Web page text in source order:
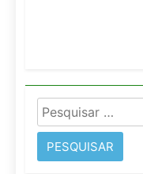
Pesquisar
por: